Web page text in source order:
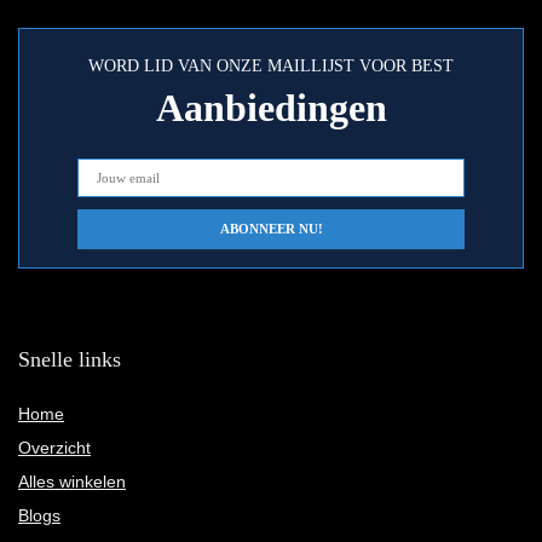
WORD LID VAN ONZE MAILLIJST VOOR BEST
Aanbiedingen
Snelle links
Home
Overzicht
Alles winkelen
Blogs